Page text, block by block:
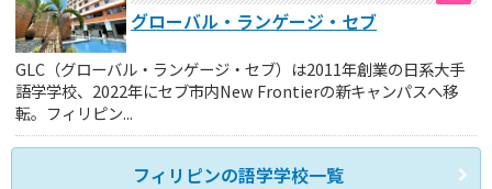
グローバル・ランゲージ・セブ
GLC（グローバル・ランゲージ・セブ）は2011年創業の日系大手
語学学校、2022年にセブ市内New Frontierの新キャンパスへ移
転。フィリピン...
フィリピンの語学学校一覧